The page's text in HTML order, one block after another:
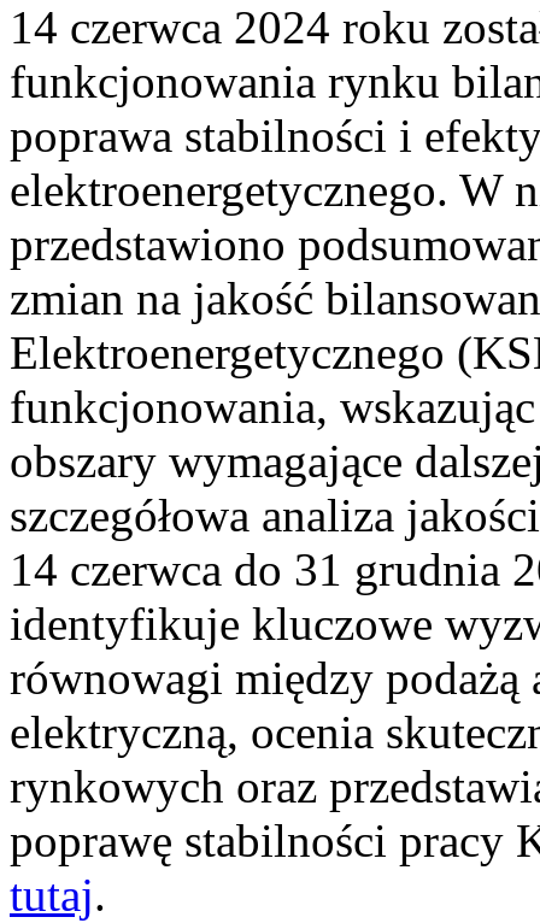
14 czerwca 2024 roku
funkcjonowania rynku
poprawa stabilności i
elektroenergetycznego. W
przedstawiono
zmian na jakość
Elektroenergetycznego
funkcjonowania,
obszary wymagające
szczegółowa analiza
14 czerwca do 31 grudnia
identyfikuje kluczowe
równowagi między podażą
elektryczną, ocenia
rynkowych oraz
poprawę stabilności pracy
tutaj.